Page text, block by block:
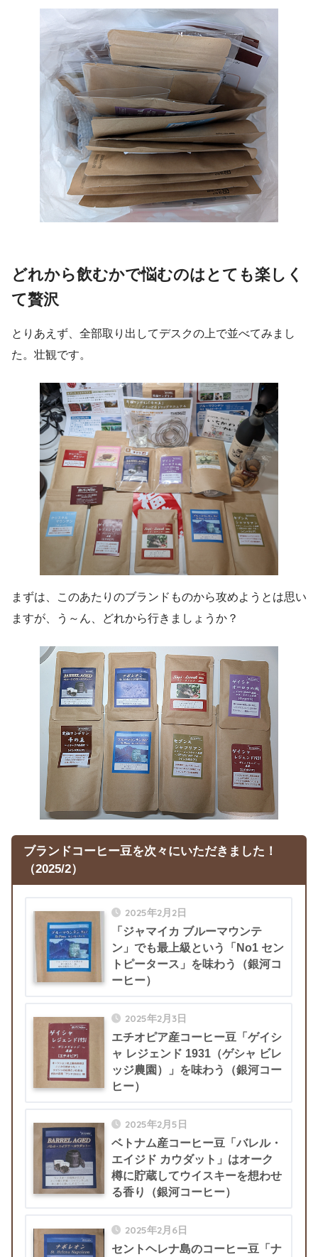
どれから飲むかで悩むのはとても楽しく
て贅沢
とりあえず、全部取り出してデスクの上で並べてみまし
た。壮観です。
まずは、このあたりのブランドものから攻めようとは思い
ますが、う～ん、どれから行きましょうか？
ブランドコーヒー豆を次々にいただきました！
（2025/2）
2025年2月2日
「ジャマイカ ブルーマウンテ
ン」でも最上級という「No1 セン
トピータース」を味わう（銀河コ
ーヒー）
2025年2月3日
エチオピア産コーヒー豆「ゲイシ
ャ レジェンド 1931（ゲシャ ビレ
ッジ農園）」を味わう（銀河コー
ヒー）
2025年2月5日
ベトナム産コーヒー豆「バレル・
エイジド カウダット」はオーク
樽に貯蔵してウイスキーを想わせ
る香り（銀河コーヒー）
2025年2月6日
セントヘレナ島のコーヒー豆「ナ